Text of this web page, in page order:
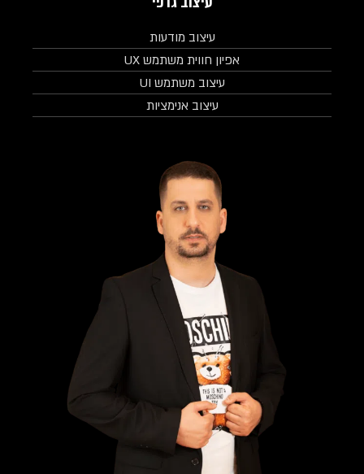
עיצוב מודעות
אפיון חווית משתמש UX
עיצוב משתמש UI
עיצוב אנימציות